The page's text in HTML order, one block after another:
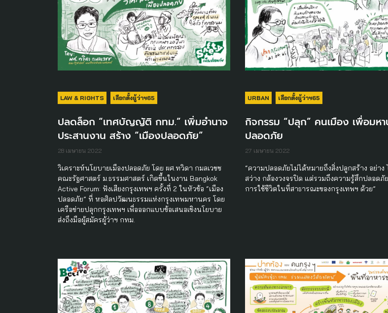
LAW & RIGHTS เลือกตั้งผู้ว่าฯ65
ปลดล็อก “เทศบัญญัติ กทม.” เพิ่มอำนาจ
ประสานงาน สร้าง “เมืองปลอดภัย”
28 เมษายน 2022
วิเคราะห์นโยบายเมืองปลอดภัย โดย ผศ.ทวิดา กมลเวชช
คณะรัฐศาสตร์ ม.ธรรมศาสตร์ เกิดขึ้นในงาน Bangkok
Active Forum: ฟังเสียงกรุงเทพฯ ครั้งที่ 2 ในหัวข้อ “เมือง
ปลอดภัย” ที่ หอศิลปวัฒนธรรมแห่งกรุงเทพมหานคร โดย
เครือข่ายปลุกกรุงเทพฯ เพื่อออกแบบข้อเสนอเชิงนโยบาย
ส่งถึงมือผู้สมัครผู้ว่าฯ กทม.
URBAN เลือกตั้งผู้ว่าฯ65
กิจกรรม “ปลุก” คนเมือง เพื่อมห
ปลอดภัย
27 เมษายน 2022
“ความปลอดภัยไม่ได้หมายถึงสิ่งปลูกสร้าง อย่าง
สว่าง กล้องวงจรปิด แต่รวมถึงความรู้สึกปลอดภั
การใช้ชีวิตในที่สาธารณะของกรุงเทพฯ ด้วย”